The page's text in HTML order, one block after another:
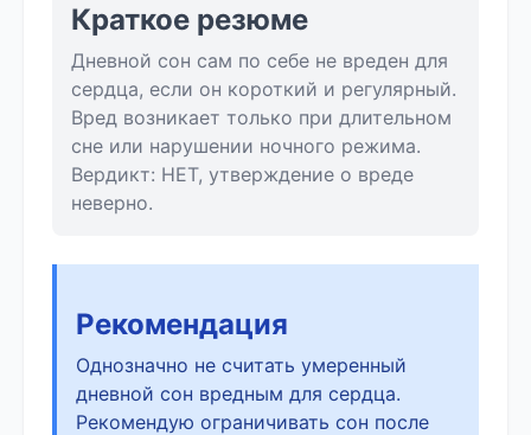
Краткое резюме
Дневной сон сам по себе не вреден для
сердца, если он короткий и регулярный.
Вред возникает только при длительном
сне или нарушении ночного режима.
Вердикт: НЕТ, утверждение о вреде
неверно.
Рекомендация
Однозначно не считать умеренный
дневной сон вредным для сердца.
Рекомендую ограничивать сон после